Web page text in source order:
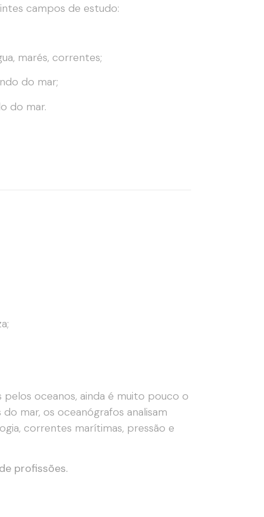
campos de estudo:
marés, correntes;
do mar;
do mar.
oceanos, ainda é muito pouco o
mar, os oceanógrafos analisam
correntes marítimas, pressão e
de profissões.